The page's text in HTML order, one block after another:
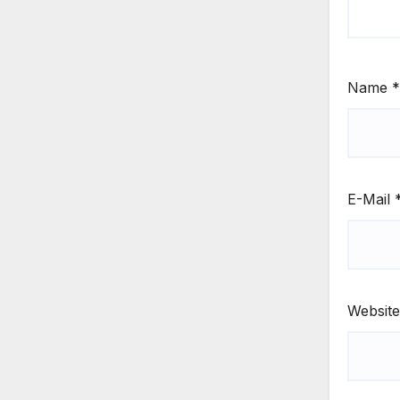
Name *
E-Mail
Website